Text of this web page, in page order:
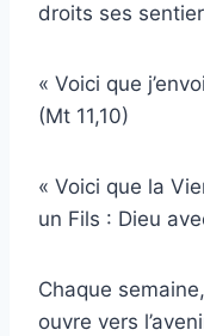
droits ses
« Voici que
(Mt 11,10)
« Voici que la
un Fils : Dieu
Chaque
ouvre vers